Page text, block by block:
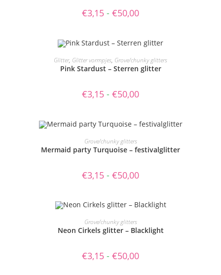
€3,15 - €50,00
OPTIES SELECTEREN
Glitter, Glitter vormpjes, Grove/chunky glitters
Pink Stardust – Sterren glitter
€3,15 - €50,00
OPTIES SELECTEREN
Grove/chunky glitters
Mermaid party Turquoise – festivalglitter
€3,15 - €50,00
OPTIES SELECTEREN
Grove/chunky glitters
Neon Cirkels glitter – Blacklight
€3,15 - €50,00